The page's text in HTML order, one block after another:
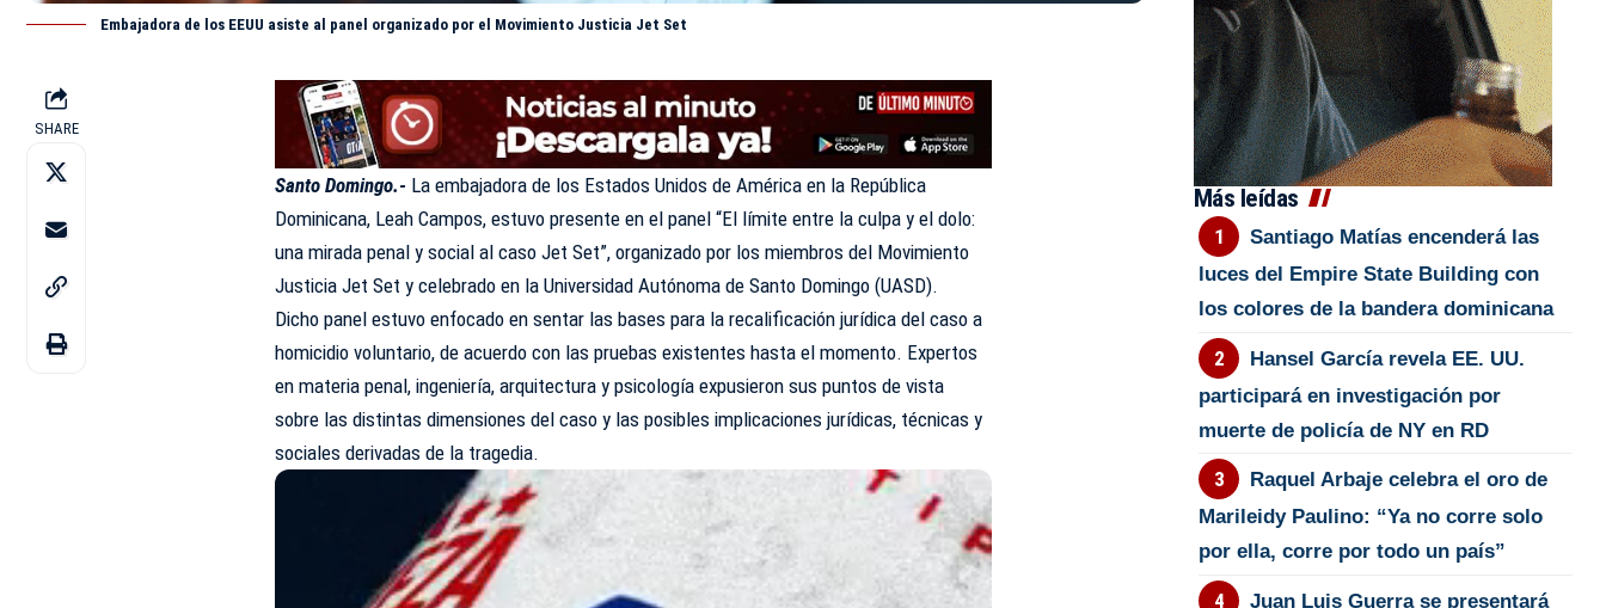
Embajadora de los EEUU asiste al panel organizado por el Movimiento Justicia Jet Set
SHARE
Santo Domingo.- La embajadora de los Estados Unidos de América en la República
Dominicana, Leah Campos, estuvo presente en el panel “El límite entre la culpa y el dolo:
una mirada penal y social al caso Jet Set”, organizado por los miembros del Movimiento
Justicia Jet Set y celebrado en la Universidad Autónoma de Santo Domingo (UASD).
Dicho panel estuvo enfocado en sentar las bases para la recalificación jurídica del caso a
homicidio voluntario, de acuerdo con las pruebas existentes hasta el momento. Expertos
en materia penal, ingeniería, arquitectura y psicología expusieron sus puntos de vista
sobre las distintas dimensiones del caso y las posibles implicaciones jurídicas, técnicas y
sociales derivadas de la tragedia.
Más leídas
Santiago Matías encenderá las
luces del Empire State Building con
los colores de la bandera dominicana
Hansel García revela EE. UU.
participará en investigación por
muerte de policía de NY en RD
Raquel Arbaje celebra el oro de
Marileidy Paulino: “Ya no corre solo
por ella, corre por todo un país”
Juan Luis Guerra se presentará